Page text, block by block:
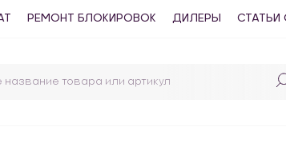
РЕМОНТ БЛОКИРОВОК ДИЛЕРЫ СТАТЬИ